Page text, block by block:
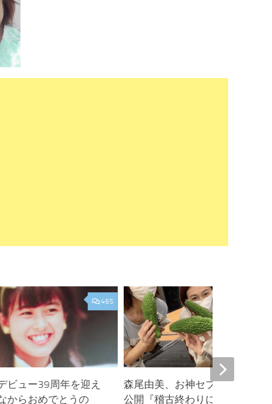
465
ビュー39周年を迎え
からおめでとうの
森尾由美、お神セブンショットを
公開『稽古終わりにあっこからサ